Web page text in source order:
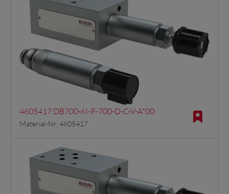
4605417 DB700-6I-P-700-D-C-V-A*00
Material-Nr. 4605417